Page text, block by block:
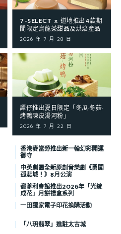
7-SELECT x 道地推出4款期
間限定烏龍茶甜品及烘焙產品
2026 年 7 月 28 日
譚仔推出夏日限定「冬瓜·冬菇·
烤鴨陳皮湯河粉」
2026 年 7 月 22 日
香港麥當勞推出新一輪幻彩開運
御守
中英劇團全新原創音樂劇《勇闖
孤悲城！》8月公演
都爹利會館推出2026年「光綻
成花」月餅禮盒系列
一田獨家電子印花換購活動
「八玥翡翠」進駐太古城